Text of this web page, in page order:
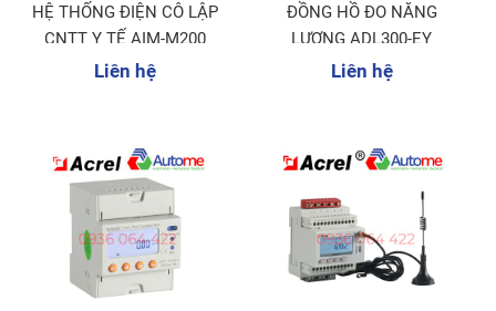
HỆ THỐNG ĐIỆN CÔ LẬP
CNTT Y TẾ AIM-M200
Liên hệ
ĐỒNG HỒ ĐO NĂNG
LƯỢNG ADL300-EY
Liên hệ